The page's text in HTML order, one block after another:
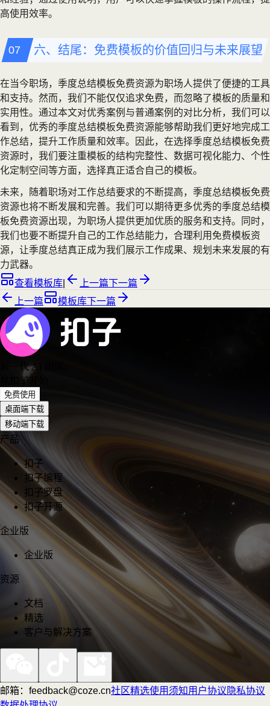
高使用效率。
六、结尾：免费模板的价值回归与未来展望
在当今职场，季度总结模板免费资源为职场人提供了便捷的工具
和支持。然而，我们不能仅仅追求免费，而忽略了模板的质量和
实用性。通过本文对优秀案例与普通案例的对比分析，我们可以
看到，优秀的季度总结模板免费资源能够帮助我们更好地完成工
作总结，提升工作质量和效率。因此，在选择季度总结模板免费
资源时，我们要注重模板的结构完整性、数据可视化能力、个性
化定制空间等方面，选择真正适合自己的模板。
未来，随着职场对工作总结要求的不断提高，季度总结模板免费
资源也将不断发展和完善。我们可以期待更多优秀的季度总结模
板免费资源出现，为职场人提供更加优质的服务和支持。同时，
我们也要不断提升自己的工作总结能力，合理利用免费模板资
源，让季度总结真正成为我们展示工作成果、规划未来发展的有
力武器。
查看模板库
上一篇下一篇
上一篇
模板库下一篇
新一代 AI 团队
从扣子开始
免费使用
桌面端下载
移动端下载
产品
扣子
扣子编程
扣子罗盘
扣子开源
企业版
企业版
资源
文档
精选
客户与解决方案
邮箱：feedback@coze.cn社区精选使用须知用户协议 隐私协议